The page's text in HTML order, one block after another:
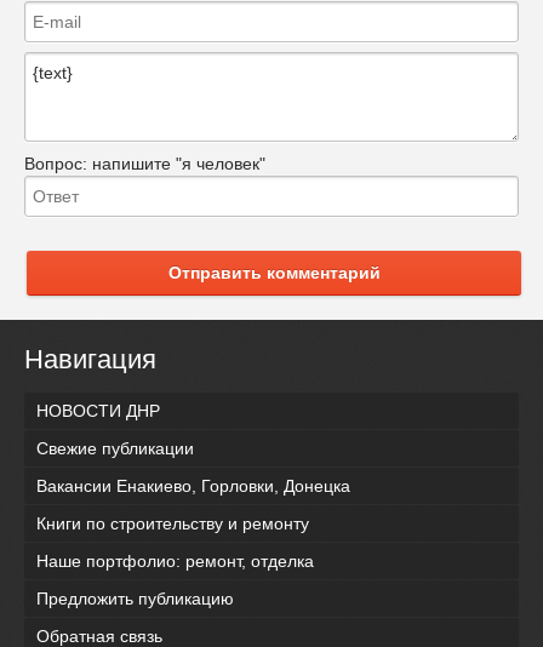
Вопрос: напишите "я человек"
Отправить комментарий
Навигация
НОВОСТИ ДНР
Свежие публикации
Вакансии Енакиево, Горловки, Донецка
Книги по строительству и ремонту
Наше портфолио: ремонт, отделка
Предложить публикацию
Обратная связь